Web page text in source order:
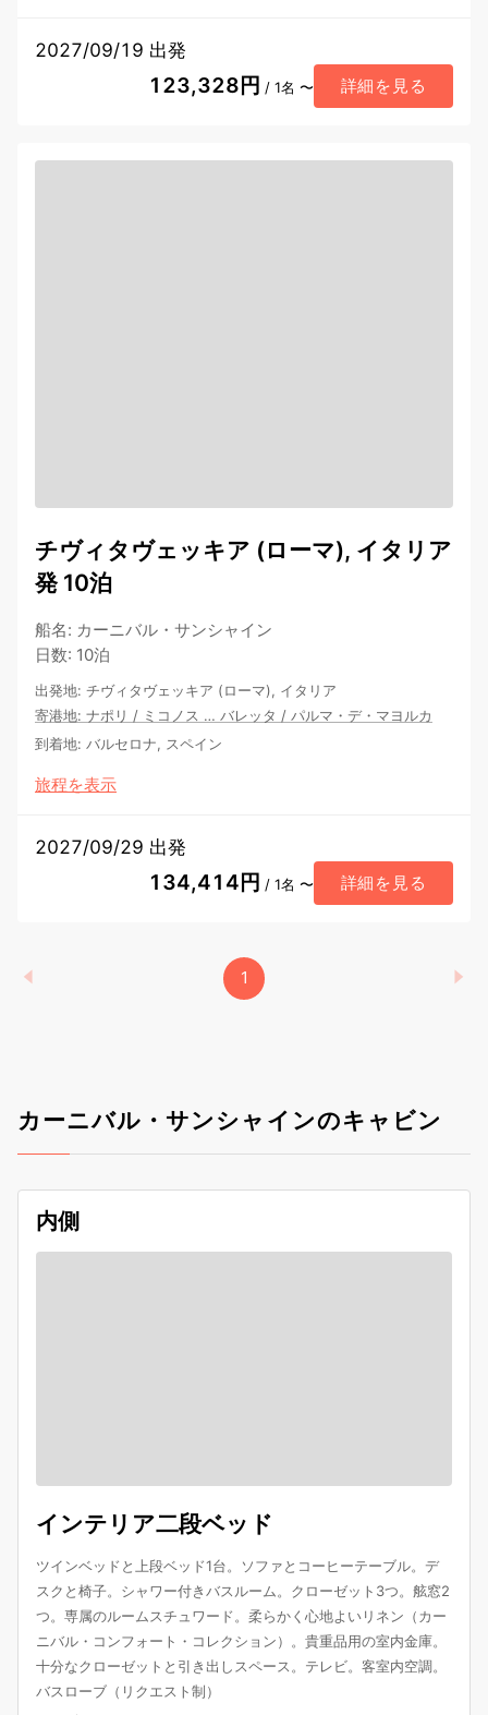
2027/09/19 出発
123,328円 / 1名 〜 詳細を見る
チヴィタヴェッキア (ローマ), イタリア
発 10泊
船名: カーニバル・サンシャイン
日数: 10泊
出発地: チヴィタヴェッキア (ローマ), イタリア
寄港地: ナポリ / ミコノス … バレッタ / パルマ・デ・マヨルカ
到着地: バルセロナ, スペイン
旅程を表示
2027/09/29 出発
134,414円 / 1名 〜 詳細を見る
1
カーニバル・サンシャインのキャビン
内側
インテリア二段ベッド
ツインベッドと上段ベッド1台。ソファとコーヒーテーブル。デ
スクと椅子。シャワー付きバスルーム。クローゼット3つ。舷窓2
つ。専属のルームスチュワード。柔らかく心地よいリネン（カー
ニバル・コンフォート・コレクション）。貴重品用の室内金庫。
十分なクローゼットと引き出しスペース。テレビ。客室内空調。
バスローブ（リクエスト制）